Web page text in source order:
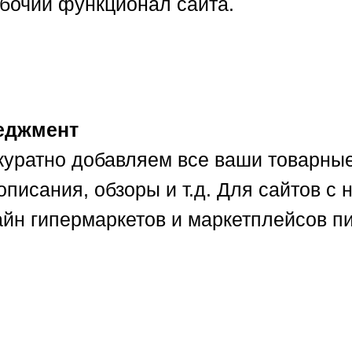
добавляем все ваши
обзоры и т.д. Для сайтов
гипермаркетов и маркетплейсов